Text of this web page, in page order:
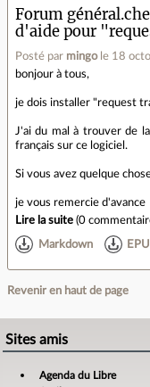
Forum
d'aide pour
Posté par mingo le 18
bonjour à tous,
je dois installer "request
J'ai du mal à trouver de
français sur ce logiciel.
Si vous avez quelque
je vous remercie d'avance
Lire la suite (0
Markdown
Revenir en haut de page
Sites amis
Agenda du Libre